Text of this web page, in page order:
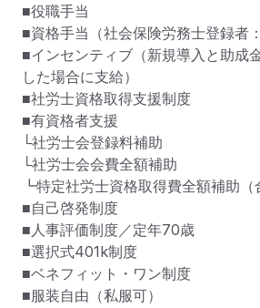
■役職手当
■資格手当（社会保険労務士登録者：
■インセンティブ（新規導入と助成
した場合に支給）
■社労士資格取得支援制度
■有資格者支援
└社労士会登録料補助
└社労士会会費全額補助
┗特定社労士資格取得費全額補助（
■自己啓発制度
■人事評価制度／定年70歳
■選択式401k制度
■ベネフィット・ワン制度
■服装自由（私服可）